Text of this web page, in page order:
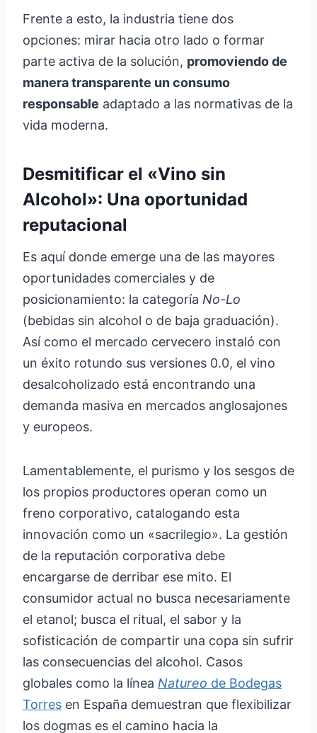
Frente a esto, la industria tiene dos
opciones: mirar hacia otro lado o formar
parte activa de la solución, promoviendo de
manera transparente un consumo
responsable adaptado a las normativas de la
vida moderna.
Desmitificar el «Vino sin
Alcohol»: Una oportunidad
reputacional
Es aquí donde emerge una de las mayores
oportunidades comerciales y de
posicionamiento: la categoría No-Lo
(bebidas sin alcohol o de baja graduación).
Así como el mercado cervecero instaló con
un éxito rotundo sus versiones 0.0, el vino
desalcoholizado está encontrando una
demanda masiva en mercados anglosajones
y europeos.
Lamentablemente, el purismo y los sesgos de
los propios productores operan como un
freno corporativo, catalogando esta
innovación como un «sacrilegio». La gestión
de la reputación corporativa debe
encargarse de derribar ese mito. El
consumidor actual no busca necesariamente
el etanol; busca el ritual, el sabor y la
sofisticación de compartir una copa sin sufrir
las consecuencias del alcohol. Casos
globales como la línea Natureo de Bodegas
Torres en España demuestran que flexibilizar
los dogmas es el camino hacia la